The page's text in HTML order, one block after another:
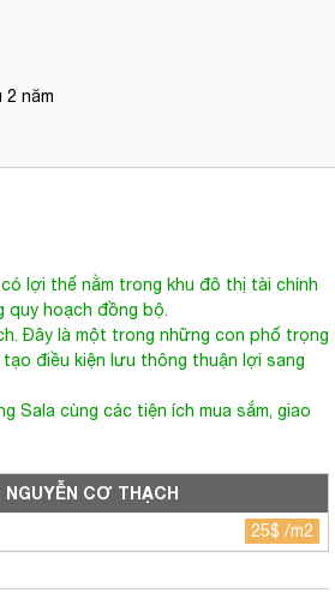
2 năm
có lợi thế nằm trong khu đô thị tài chính
quy hoạch đồng bộ.
. Đây là một trong những con phố trọng
điều kiện lưu thông thuận lợi sang
Sala cùng các tiện ích mua sắm, giao
NGUYỄN CƠ THẠCH
25$ /m2